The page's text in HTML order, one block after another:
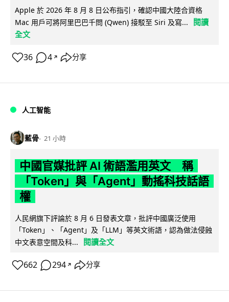
Apple 於 2026 年 8 月 8 日公布指引，確認中國大陸合資格
Mac 用戶可將阿里巴巴千問 (Qwen) 接駁至 Siri 及寫...
閱讀
全文
36 4 ↗ 分享
人工智能
藍骨 21 小時
中國官媒批評 AI 術語濫用英文 稱
「Token」與「Agent」動搖科技話語
權
人民網旗下評論於 8 月 6 日發表文章，批評中國廣泛使用
「Token」、「Agent」及「LLM」等英文術語，認為做法侵蝕
中文表意空間及科...
閱讀全文
662 294 ↗ 分享